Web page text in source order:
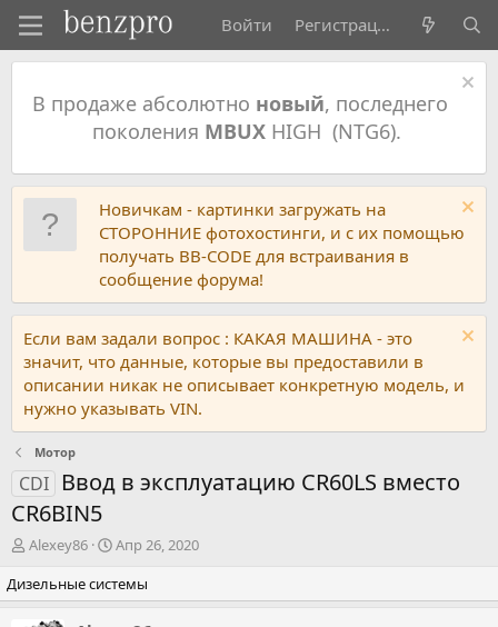
Войти Регистрация
В продаже абсолютно новый, последнего
поколения MBUXHIGH (NTG6).
Новичкам - картинки загружать на
СТОРОННИЕ фотохостинги, и с их помощью
получать BB-CODE для встраивания в
сообщение форума!
Если вам задали вопрос : КАКАЯ МАШИНА - это
значит, что данные, которые вы предоставили в
описании никак не описывает конкретную модель, и
нужно указывать VIN.
Мотор
CDI
Ввод в эксплуатацию CR60LS вместо
CR6BIN5
А
т
о
Alexey86
Д
т
а
Апр 26, 2020
Дизельные системы